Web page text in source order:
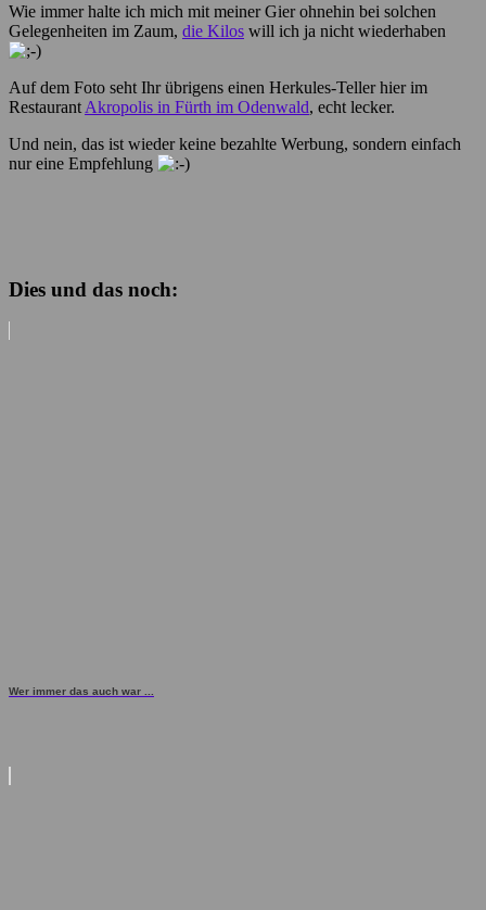
Wie immer halte ich mich mit meiner Gier ohnehin bei solchen
Gelegenheiten im Zaum, die Kilos will ich ja nicht wiederhaben
Auf dem Foto seht Ihr übrigens einen Herkules-Teller hier im
Restaurant Akropolis in Fürth im Odenwald, echt lecker.
Und nein, das ist wieder keine bezahlte Werbung, sondern einfach
nur eine Empfehlung
Dies und das noch:
Wer immer das auch war ...